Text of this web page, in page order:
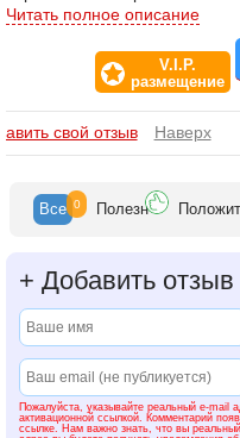
производстве – 12, что
способность до 100
автосалона включает
продажу и установку
ремонт. На все
также услуги по ремонту и
распространятся гарантия
Читать полное описание
V.I.P.
размещение
Отзывы
свой отзыв Наверх
Все 0 Полезн
+ Добавить отзыв
Пожалуйста, указывайте реальный e-mail
активационной ссылкой. Комментарий
ссылке. Нам важно знать, что вы